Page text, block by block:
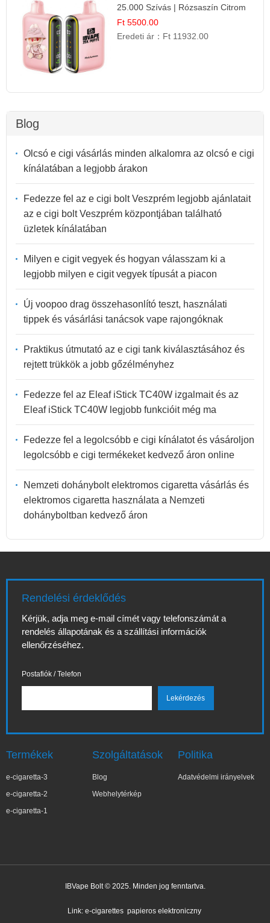
25.000 Szívás | Rózsaszín Citrom
Íz
Ft 5500.00
Eredeti ár： Ft 11932.00
Blog
Olcsó e cigi vásárlás minden alkalomra az olcsó e cigi
kínálatában a legjobb árakon
Fedezze fel az e cigi bolt Veszprém legjobb ajánlatait
az e cigi bolt Veszprém központjában található
üzletek kínálatában
Milyen e cigit vegyek és hogyan válasszam ki a
legjobb milyen e cigit vegyek típusát a piacon
Új voopoo drag összehasonlító teszt, használati
tippek és vásárlási tanácsok vape rajongóknak
Praktikus útmutató az e cigi tank kiválasztásához és
rejtett trükkök a jobb gőzélményhez
Fedezze fel az Eleaf iStick TC40W izgalmait és az
Eleaf iStick TC40W legjobb funkcióit még ma
Fedezze fel a legolcsóbb e cigi kínálatot és vásároljon
legolcsóbb e cigi termékeket kedvező áron online
Nemzeti dohánybolt elektromos cigaretta vásárlás és
elektromos cigaretta használata a Nemzeti
dohányboltban kedvező áron
Rendelési érdeklődés
Kérjük, adja meg e-mail címét vagy telefonszámát a
rendelés állapotának és a szállítási információk
ellenőrzéséhez.
Postafiók / Telefon
Termékek
e-cigaretta-3
e-cigaretta-2
e-cigaretta-1
Szolgáltatások
Blog
Webhelytérkép
Politika
Adatvédelmi irányelvek
IBVape Bolt © 2025. Minden jog fenntartva.
Link: e-cigarettes papieros elektroniczny
✕
Bar***ra